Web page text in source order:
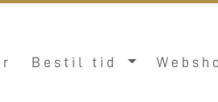
Bestil tid